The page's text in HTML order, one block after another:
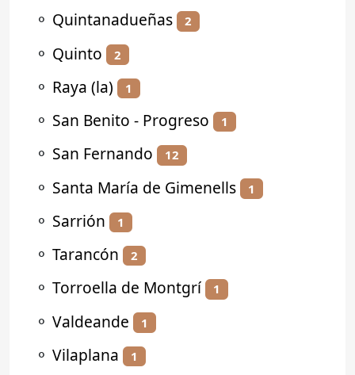
⚬ Quintanadueñas 2
⚬ Quinto 2
⚬ Raya (la) 1
⚬ San Benito - Progreso 1
⚬ San Fernando 12
⚬ Santa María de Gimenells 1
⚬ Sarrión 1
⚬ Tarancón 2
⚬ Torroella de Montgrí 1
⚬ Valdeande 1
⚬ Vilaplana 1